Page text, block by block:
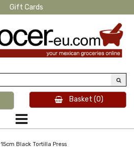
Gift Cards
Basket (0)
15cm Black Tortilla Press